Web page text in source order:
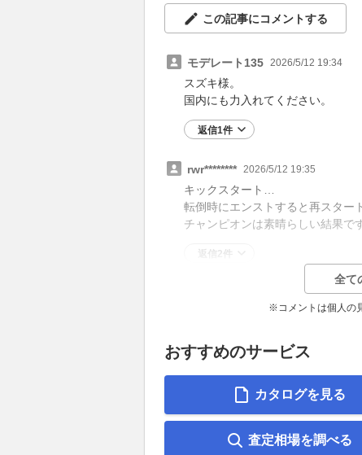
この記事にコメントする
モデレート135 2026/5/12 19:34
スズキ様。
国内にも力入れてください。
返信1件
rwr******** 2026/5/12 19:35
キックスタート…
転倒時にエンストすると再スター
チャンピオンは素晴らしい結果です
返信2件
全て
※コメントは個人の
おすすめのサービス
カタログを見る
査定相場を調べる